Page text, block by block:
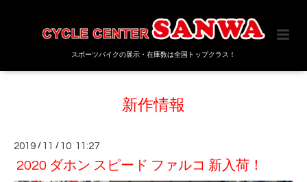
スポーツバイクの展示・在庫数は全国トップクラス！
新作情報
2019 / 11 / 10 11:27
2020 ダホン スピード ファルコ 新入荷！